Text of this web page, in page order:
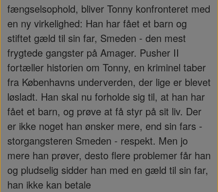
fængselsophold, bliver Tonny konfronteret med
en ny virkelighed: Han har fået et barn og
stiftet gæld til sin far, Smeden - den mest
frygtede gangster på Amager. Pusher II
fortæller historien om Tonny, en kriminel taber
fra Københavns underverden, der lige er blevet
løsladt. Han skal nu forholde sig til, at han har
fået et barn, og prøve at få styr på sit liv. Der
er ikke noget han ønsker mere, end sin fars -
storgangsteren Smeden - respekt. Men jo
mere han prøver, desto flere problemer får han
og pludselig sidder han med en gæld til sin far,
han ikke kan betale